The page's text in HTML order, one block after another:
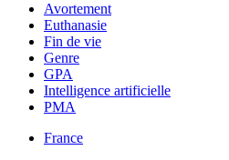
Avortement
Euthanasie
Fin de vie
Genre
GPA
Intelligence artificielle
PMA
France